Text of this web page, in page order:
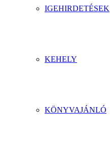
IGEHIRDETÉSEK
KEHELY
KÖNYVAJÁNLÓ